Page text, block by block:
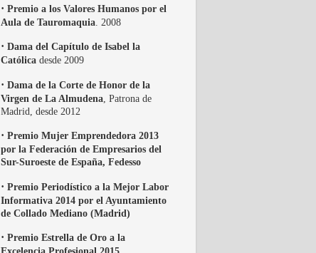
· Premio a los Valores Humanos por el
Aula de Tauromaquia . 2008
· Dama del Capítulo de Isabel la
Católica desde 2009
· Dama de la Corte de Honor de la
Virgen de La Almudena , Patrona de
Madrid, desde 2012
· Premio Mujer Emprendedora 2013
por la Federación de Empresarios del
Sur-Suroeste de España, Fedesso
· Premio Periodístico a la Mejor Labor
Informativa 2014 por el Ayuntamiento
de Collado Mediano (Madrid)
· Premio Estrella de Oro a la